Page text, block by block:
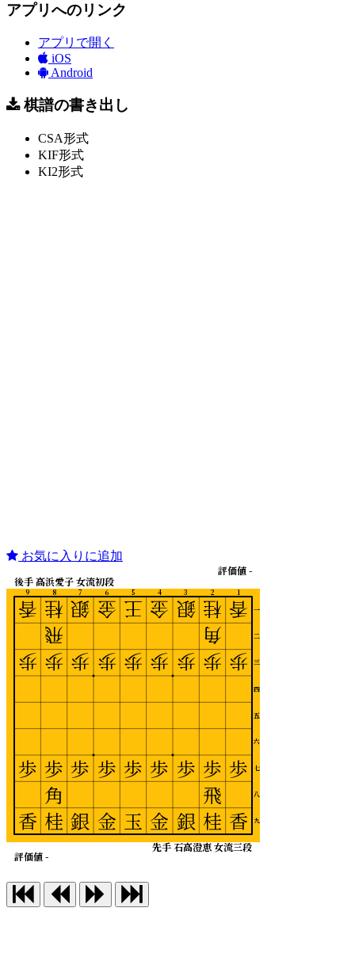
アプリへのリンク
アプリで開く
iOS
Android
棋譜の書き出し
CSA形式
KIF形式
KI2形式
お気に入りに追加
1
2
3
4
5
6
7
8
9
一
二
三
四
五
六
七
八
九
先手 石高澄恵 女流三段
後手 高浜愛子 女流初段
評価値 -
評価値 -
香
歩
歩
香
桂
角
歩
歩
飛
桂
銀
歩
歩
銀
金
歩
歩
金
王
歩
歩
玉
金
歩
歩
金
銀
歩
歩
銀
桂
飛
歩
歩
角
桂
香
歩
歩
香